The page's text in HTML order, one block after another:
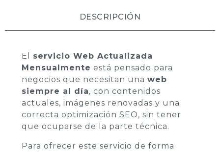
DESCRIPCIÓN
El servicio Web Actualizada
Mensualmente está pensado para
negocios que necesitan una web
siempre al día, con contenidos
actuales, imágenes renovadas y una
correcta optimización SEO, sin tener
que ocuparse de la parte técnica.
Para ofrecer este servicio de forma